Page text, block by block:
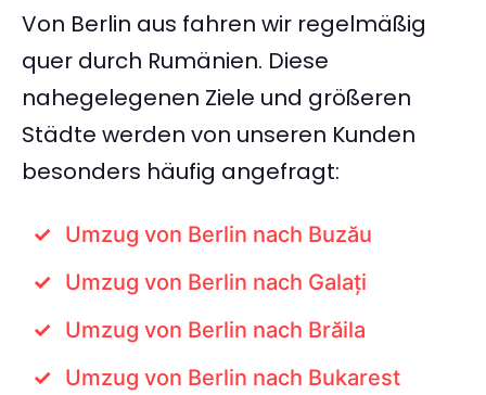
Von Berlin aus fahren wir regelmäßig
quer durch Rumänien. Diese
nahegelegenen Ziele und größeren
Städte werden von unseren Kunden
besonders häufig angefragt:
Umzug von Berlin nach Buzău
Umzug von Berlin nach Galați
Umzug von Berlin nach Brăila
Umzug von Berlin nach Bukarest